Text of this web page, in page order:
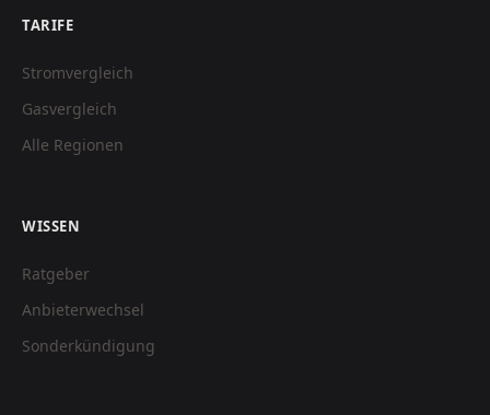
TARIFE
Stromvergleich
Gasvergleich
Alle Regionen
WISSEN
Ratgeber
Anbieterwechsel
Sonderkündigung